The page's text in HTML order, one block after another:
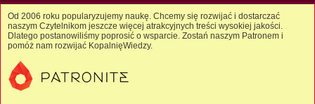
Od 2006 roku popularyzujemy naukę. Chcemy się rozwijać i dostarczać
naszym Czytelnikom jeszcze więcej atrakcyjnych treści wysokiej jakości.
Dlatego postanowiliśmy poprosić o wsparcie. Zostań naszym Patronem i
pomóż nam rozwijać KopalnięWiedzy.